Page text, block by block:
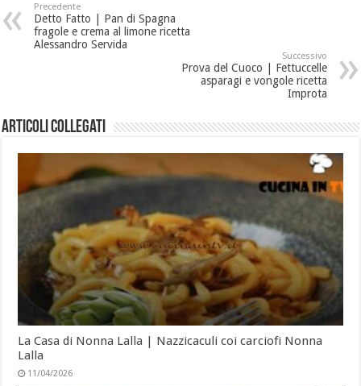
Precedente
Detto Fatto | Pan di Spagna
fragole e crema al limone ricetta
Alessandro Servida
Successivo
Prova del Cuoco | Fettuccelle
asparagi e vongole ricetta
Improta
Articoli collegati
La Casa di Nonna Lalla | Nazzicaculi coi carciofi Nonna
Lalla
11/04/2026